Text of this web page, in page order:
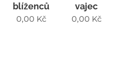
blíženců
0,00 Kč
vajec
0,00 Kč